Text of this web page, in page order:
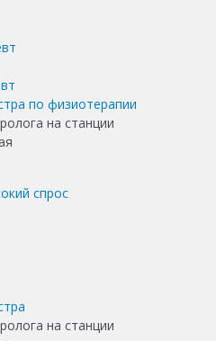
по физиотерапии
спрос